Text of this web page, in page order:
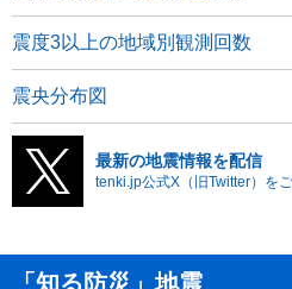
震度3以上の地域別観測回数
震央分布図
最新の地震情報を配信
tenki.jp公式X（旧Twitter）を
「知る防災」地震